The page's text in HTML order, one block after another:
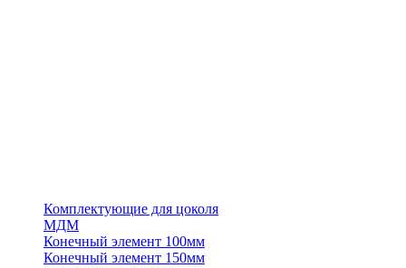
Комплектующие для цоколя
МДМ
Конечный элемент 100мм
Конечный элемент 150мм